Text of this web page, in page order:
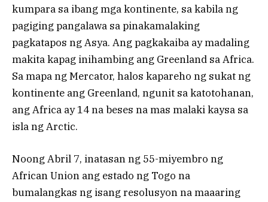
kumpara sa ibang mga kontinente, sa kabila ng
pagiging pangalawa sa pinakamalaking
pagkatapos ng Asya. Ang pagkakaiba ay madaling
makita kapag inihambing ang Greenland sa Africa.
Sa mapa ng Mercator, halos kapareho ng sukat ng
kontinente ang Greenland, ngunit sa katotohanan,
ang Africa ay 14 na beses na mas malaki kaysa sa
isla ng Arctic.
Noong Abril 7, inatasan ng 55-miyembro ng
African Union ang estado ng Togo na
bumalangkas ng isang resolusyon na maaaring